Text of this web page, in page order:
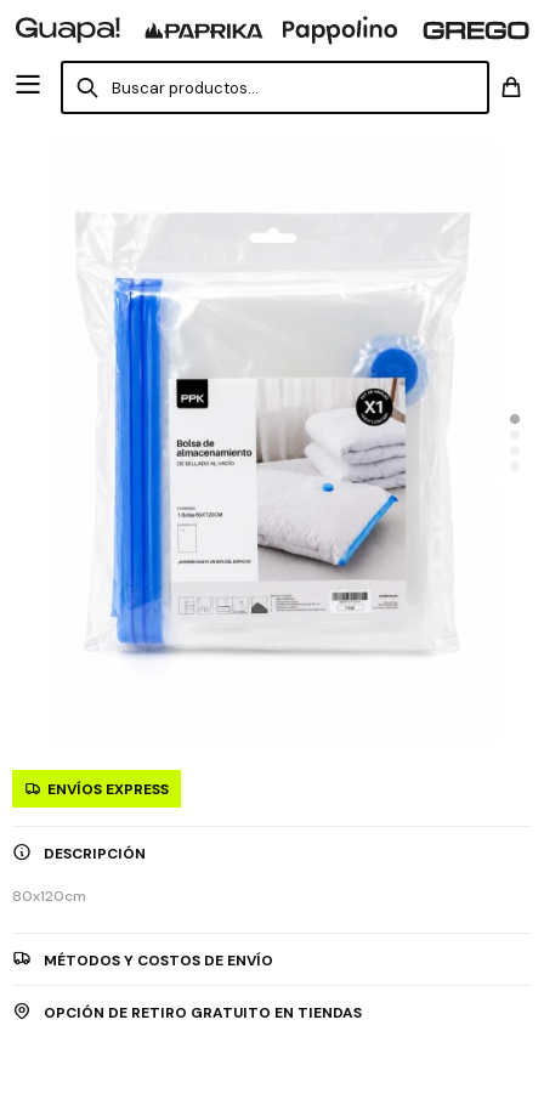
ENVÍOS EXPRESS
DESCRIPCIÓN
80x120cm
MÉTODOS Y COSTOS DE ENVÍO
OPCIÓN DE RETIRO GRATUITO EN TIENDAS